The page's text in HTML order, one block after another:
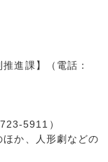
進課】（電話：
5911）
か、人形劇などの